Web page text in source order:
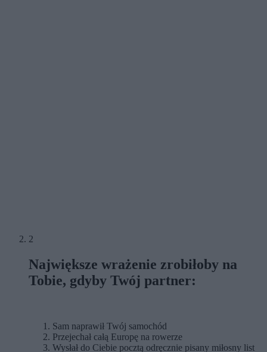
2
Największe wrażenie zrobiłoby na
Tobie, gdyby Twój partner:
Sam naprawił Twój samochód
Przejechał całą Europę na rowerze
Wysłał do Ciebie pocztą odręcznie pisany miłosny list